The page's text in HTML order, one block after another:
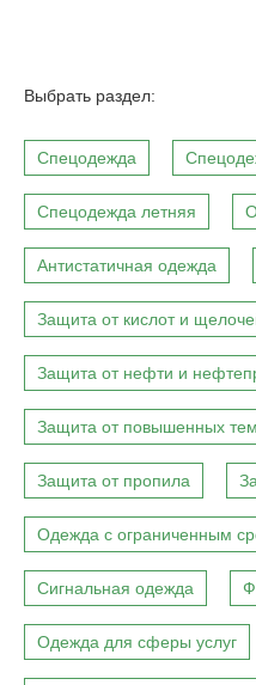
Выбрать раздел:
Спецодежда
Спецодежда летняя
Антистатичная одежда
Защита от кислот и
Защита от нефти и
Защита от повышенных
Защита от пропила
Одежда с ограниченным
Сигнальная одежда
Одежда для сферы услуг